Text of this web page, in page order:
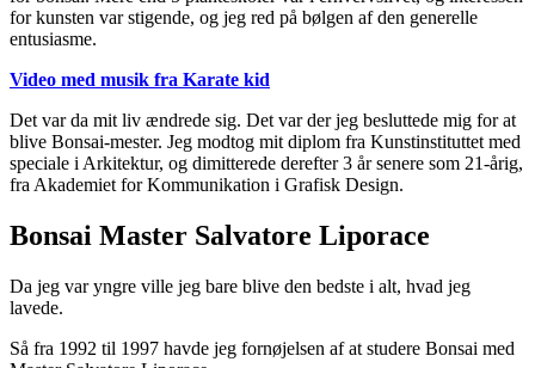
for kunsten var stigende, og jeg red på bølgen af den generelle
entusiasme.
Video med musik fra Karate kid
Det var da mit liv ændrede sig. Det var der jeg besluttede mig for at
blive Bonsai-mester. Jeg modtog mit diplom fra Kunstinstituttet med
speciale i Arkitektur, og dimitterede derefter 3 år senere som 21-årig,
fra Akademiet for Kommunikation i Grafisk Design.
Bonsai Master Salvatore Liporace
Da jeg var yngre ville jeg bare blive den bedste i alt, hvad jeg
lavede.
Så fra 1992 til 1997 havde jeg fornøjelsen af at studere Bonsai med